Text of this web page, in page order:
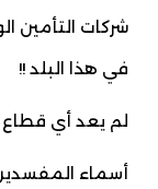
شركات التأمين
في هذا البلد !!
لم يعد أي قطاع
أسماء